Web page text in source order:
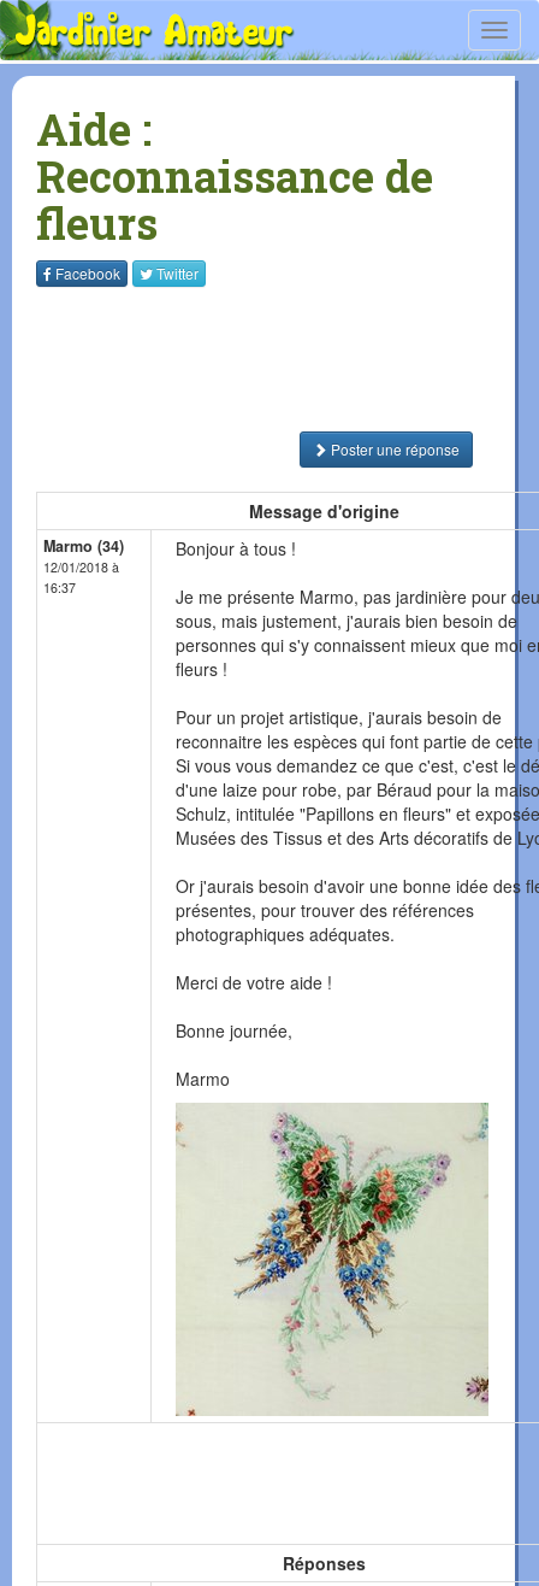
Aide :
Reconnaissance de
fleurs
Facebook Twitter
Poster une réponse
Message d'origine
Marmo (34)
12/01/2018 à
16:37
Bonjour à tous !
Je me présente Marmo, pas jardinière pour
sous, mais justement, j'aurais bien besoin de
personnes qui s'y connaissent mieux que moi
fleurs !
Pour un projet artistique, j'aurais besoin de
reconnaitre les espèces qui font partie de cette
Si vous vous demandez ce que c'est, c'est le
d'une laize pour robe, par Béraud pour la
Schulz, intitulée "Papillons en fleurs" et
Musées des Tissus et des Arts décoratifs de
Or j'aurais besoin d'avoir une bonne idée des
présentes, pour trouver des références
photographiques adéquates.
Merci de votre aide !
Bonne journée,
Marmo
Réponses